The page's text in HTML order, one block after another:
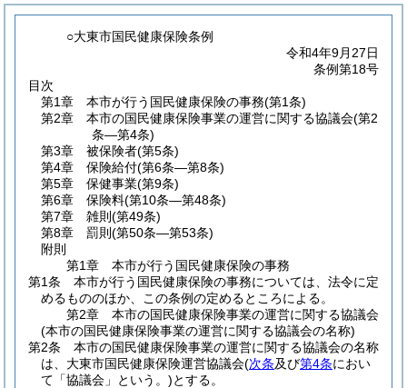
○大東市国民健康保険条例
令和4年9月27日
条例第18号
目次
第1章
本市が行う国民健康保険の事務(第1条)
第2章
本市の国民健康保険事業の運営に関する協議会(第2
条―第4条)
第3章
被保険者(第5条)
第4章
保険給付(第6条―第8条)
第5章
保健事業(第9条)
第6章
保険料(第10条―第48条)
第7章
雑則 (第49条)
第8章
罰則 (第50条―第53条)
附則
第1章
本市が行う国民健康保険の事務
第1条
本市が行う国民健康保険の事務については、法令に定
めるもののほか、この条例の定めるところによる。
第2章
本市の国民健康保険事業の運営に関する協議会
(本市の国民健康保険事業の運営に関する協議会の名称)
第2条
本市の国民健康保険事業の運営に関する協議会の名称
は、大東市国民健康保険運営協議会(次条及び第4条におい
て「協議会」という。)とする。